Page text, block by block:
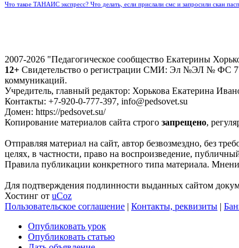
Что такое ТАНАИС экспресс? Что делать, если прислали смс и запросили скан
2007-2026 "Педагогическое сообщество Екатерины
12+ Свидетельство о регистрации СМИ: Эл №ЭЛ № ФС 77
коммуникаций.
Учредитель, главный редактор: Хорькова Екатерина
Контакты: +7-920-0-777-397, info@pedsovet.su
Домен: https://pedsovet.su/
Копирование материалов сайта строго запрещено,
Отправляя материал на сайт, автор безвозмездно, без
целях, в частности, право на воспроизведение,
Правила публикации конкретного типа материала.
Для подтверждения подлинности выданных сайтом
Хостинг от uCoz
Пользовательское соглашение | Контакты, реквизиты |
Опубликовать урок
Опубликовать статью